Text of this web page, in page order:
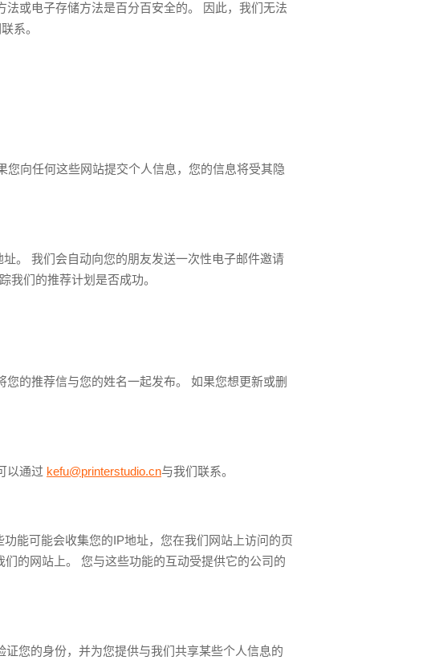
或电子存储方法是百分百安全的。 因此，我们无法
系。
您向任何这些网站提交个人信息，您的信息将受其隐
。 我们会自动向您的朋友发送一次性电子邮件邀请
我们的推荐计划是否成功。
的推荐信与您的姓名一起发布。 如果您想更新或删
以通过 kefu@printerstudio.cn与我们联系。
能可能会收集您的IP地址，您在我们网站上访问的页
的网站上。 您与这些功能的互动受提供它的公司的
您的身份，并为您提供与我们共享某些个人信息的